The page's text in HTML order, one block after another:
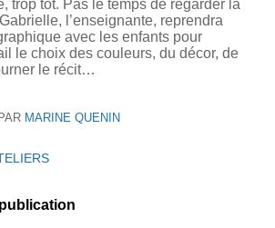
trop tôt. Pas le temps de regarder la
l’enseignante, reprendra
avec les enfants pour
le choix des couleurs, du décor, de
le récit…
PAR MARINE QUENIN